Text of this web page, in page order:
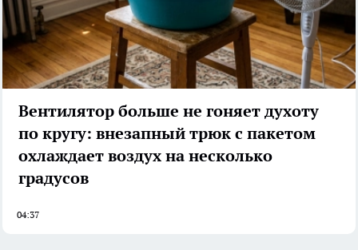
Вентилятор больше не гоняет духоту
по кругу: внезапный трюк с пакетом
охлаждает воздух на несколько
градусов
04:37